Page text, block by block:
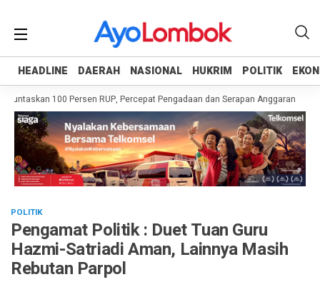
HEADLINE DAERAH NASIONAL HUKRIM POLITIK
HEADLINE DAERAH NASIONAL HUKRIM POLITIK
100 Persen RUP, Percepat Pengadaan dan Serapan Anggaran
POLITIK
Pengamat Politik : Duet Tuan Guru
Hazmi-Satriadi Aman, Lainnya Masih
Rebutan Parpol